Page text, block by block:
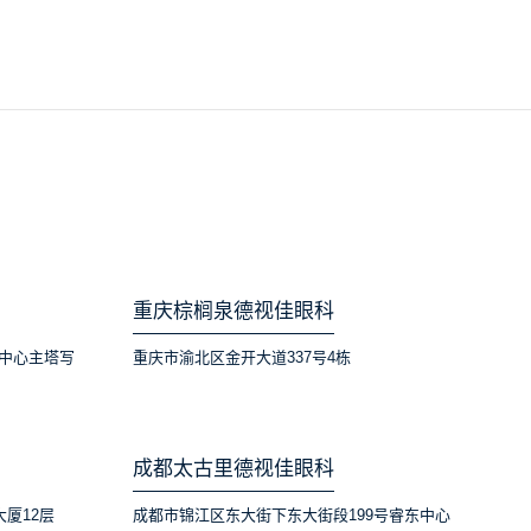
心主塔写
重庆棕榈泉德视佳眼科
重庆市渝北区金开大道337号4栋
厦12层
成都太古里德视佳眼科
成都市锦江区东大街下东大街段199号睿东中心